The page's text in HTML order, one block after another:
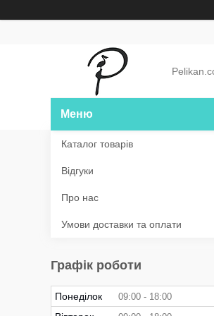
Каталог товарів
Відгуки
Про нас
Умови доставки та оплати
Графік роботи
Понеділок 09:00 18:00